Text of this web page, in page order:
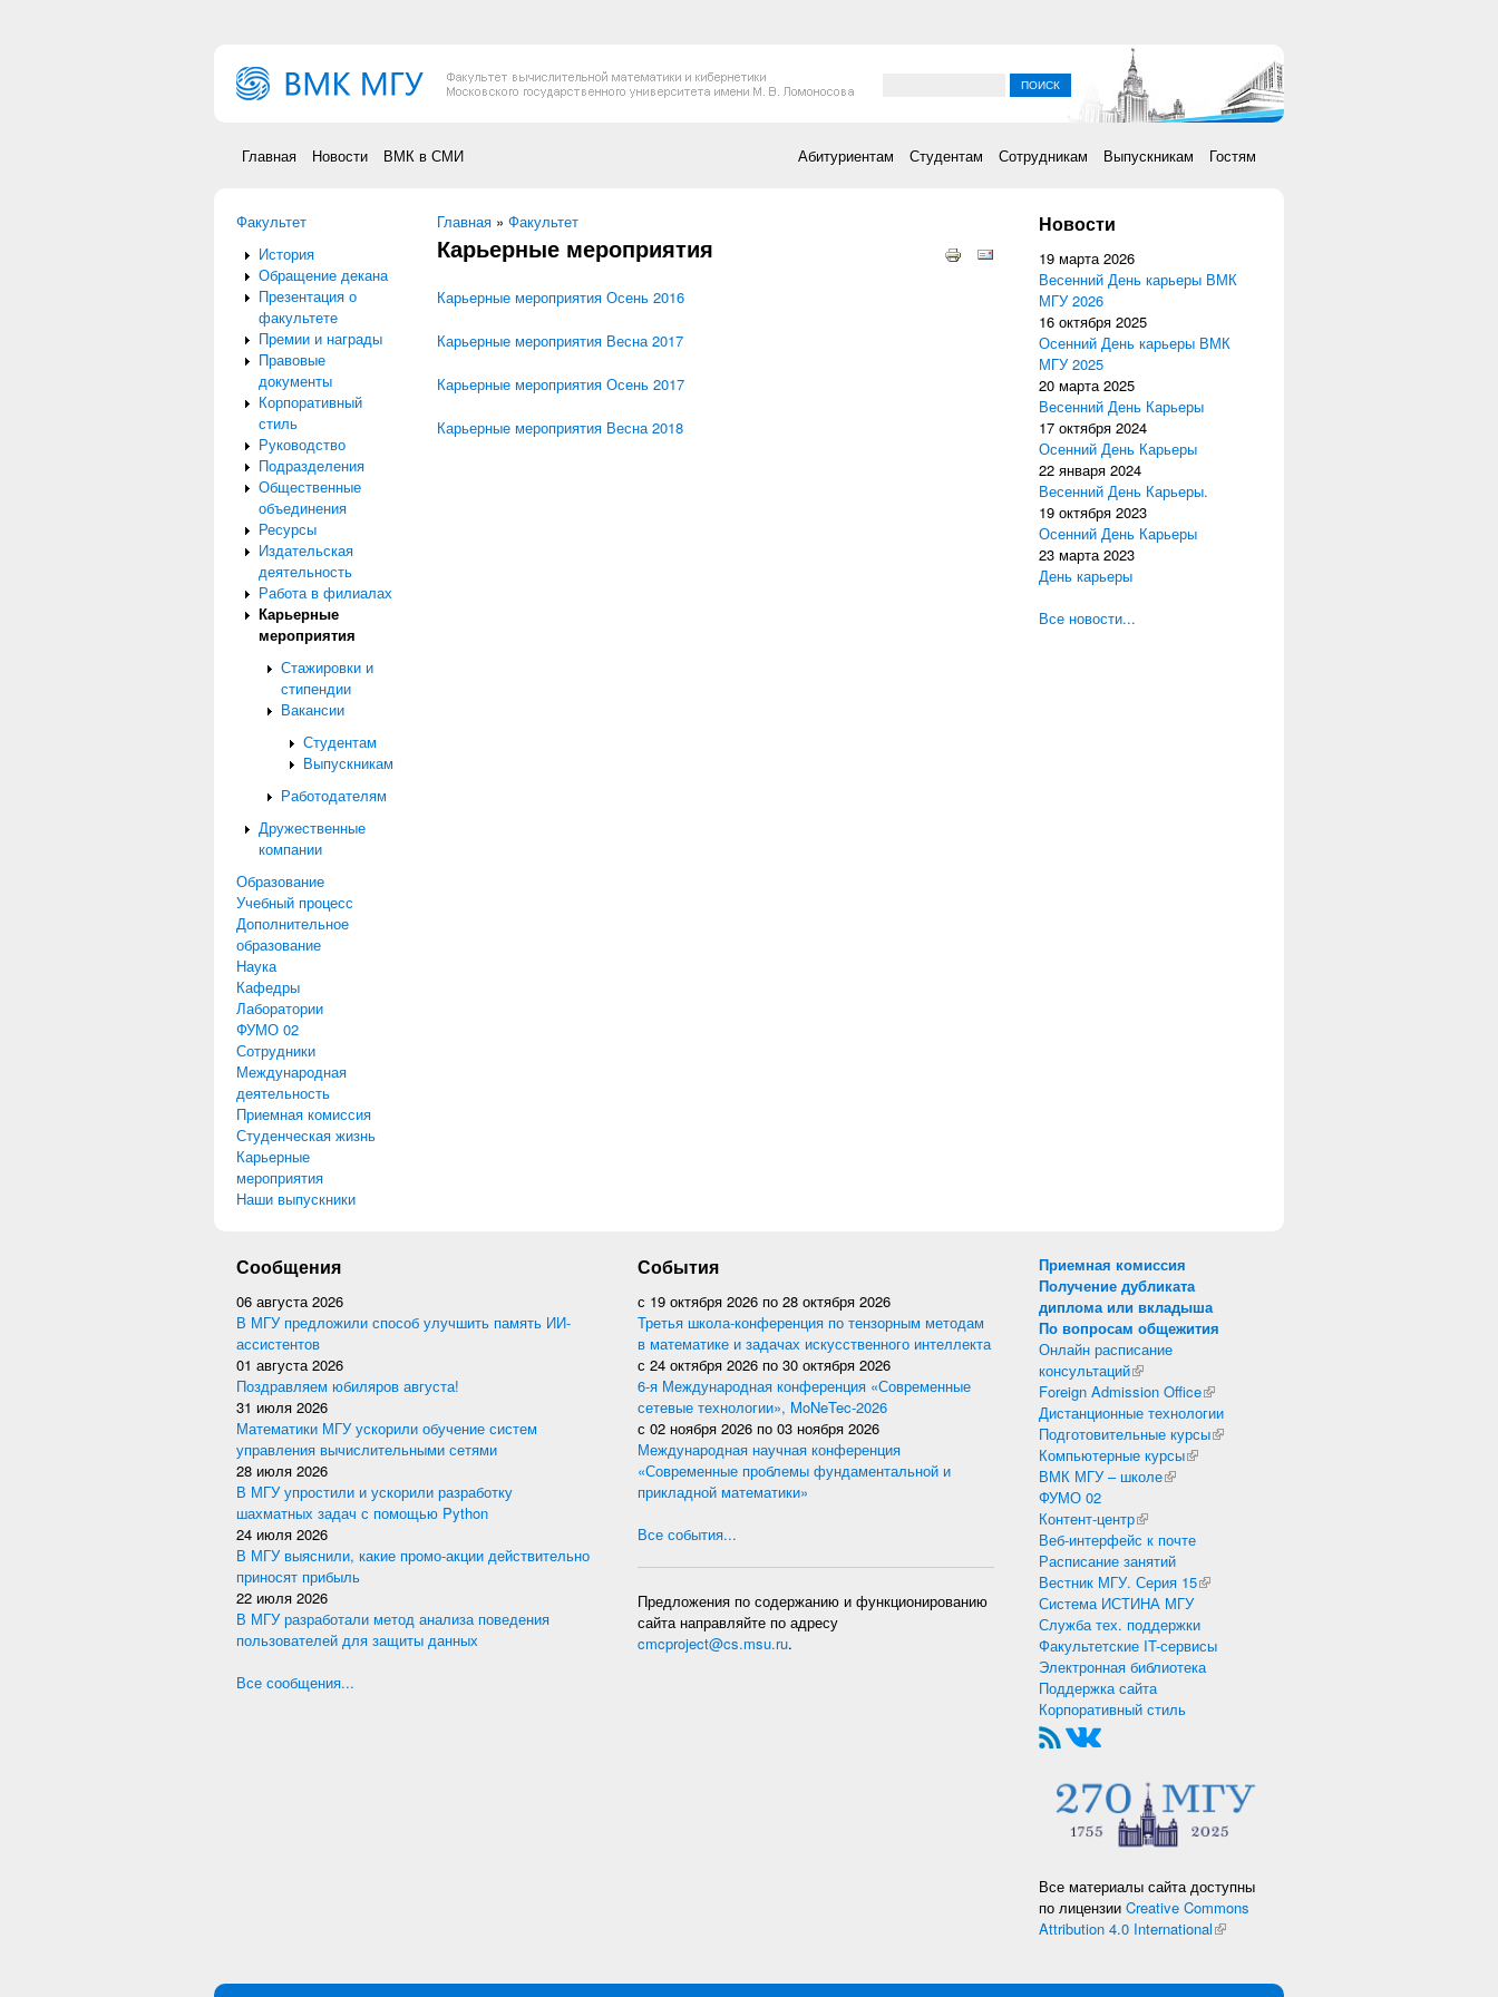
Главная Новости ВМК в СМИ Абитуриентам Студентам Сотрудникам Выпускникам Гостям
Факультет
История
Обращение декана
Презентация о
факультете
Премии и награды
Правовые
документы
Корпоративный
стиль
Руководство
Подразделения
Общественные
объединения
Ресурсы
Издательская
деятельность
Работа в филиалах
Карьерные
мероприятия
Стажировки и
стипендии
Вакансии
Студентам
Выпускникам
Работодателям
Дружественные
компании
Образование
Учебный процесс
Дополнительное
образование
Наука
Кафедры
Лаборатории
ФУМО 02
Сотрудники
Международная
деятельность
Приемная комиссия
Студенческая жизнь
Карьерные
мероприятия
Наши выпускники
Вы здесь
Главная » Факультет
Карьерные мероприятия
Карьерные мероприятия Осень 2016
Карьерные мероприятия Весна 2017
Карьерные мероприятия Осень 2017
Карьерные мероприятия Весна 2018
Новости
19 марта 2026
Весенний День карьеры ВМК
МГУ 2026
16 октября 2025
Осенний День карьеры ВМК
МГУ 2025
20 марта 2025
Весенний День Карьеры
17 октября 2024
Осенний День Карьеры
22 января 2024
Весенний День Карьеры.
19 октября 2023
Осенний День Карьеры
23 марта 2023
День карьеры
Все новости...
Сообщения
06 августа 2026
В МГУ предложили способ улучшить память ИИ-
ассистентов
01 августа 2026
Поздравляем юбиляров августа!
31 июля 2026
Математики МГУ ускорили обучение систем
управления вычислительными сетями
28 июля 2026
В МГУ упростили и ускорили разработку
шахматных задач с помощью Python
24 июля 2026
В МГУ выяснили, какие промо-акции действительно
приносят прибыль
22 июля 2026
В МГУ разработали метод анализа поведения
пользователей для защиты данных
Все сообщения...
События
с 19 октября 2026 по 28 октября 2026
Третья школа-конференция по тензорным методам
в математике и задачах искусственного интеллекта
с 24 октября 2026 по 30 октября 2026
6-я Международная конференция «Современные
сетевые технологии», MoNeTec-2026
с 02 ноября 2026 по 03 ноября 2026
Международная научная конференция
«Современные проблемы фундаментальной и
прикладной математики»
Все события...
Предложения по содержанию и функционированию
сайта направляйте по адресу
cmcproject@cs.msu.ru.
Приемная комиссия
Получение дубликата
диплома или вкладыша
По вопросам общежития
Онлайн расписание
консультаций(внешняя ссылка)
Foreign Admission Office(внешняя ссылка)
Дистанционные технологии
Подготовительные курсы(внешняя ссылка)
Компьютерные курсы(внешняя ссылка)
ВМК МГУ – школе(внешняя ссылка)
ФУМО 02
Контент-центр(внешняя ссылка)
Веб-интерфейс к почте
Расписание занятий
Вестник МГУ. Серия 15(внешняя ссылка)
Система ИСТИНА МГУ
Служба тех. поддержки
Факультетские IT-сервисы
Электронная библиотека
Поддержка сайта
Корпоративный стиль
Все материалы сайта доступны
по лицензии Creative Commons
Attribution 4.0 International(внешняя ссылка)